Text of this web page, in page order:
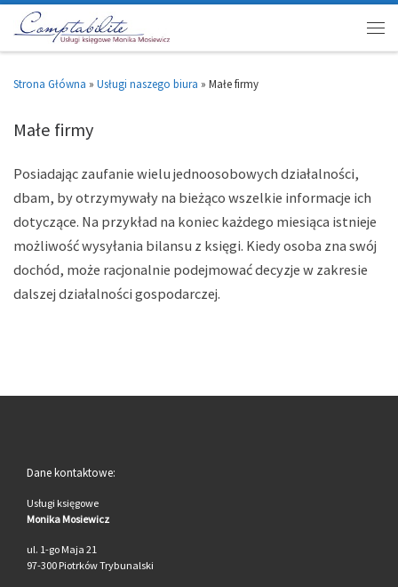
Strona Główna » Usługi naszego biura » Małe firmy
Małe firmy
Posiadając zaufanie wielu jednoosobowych działalności,
dbam, by otrzymywały na bieżąco wszelkie informacje ich
dotyczące. Na przykład na koniec każdego miesiąca istnieje
możliwość wysyłania bilansu z księgi. Kiedy osoba zna swój
dochód, może racjonalnie podejmować decyzje w zakresie
dalszej działalności gospodarczej.
Dane kontaktowe:
Usługi księgowe
Monika Mosiewicz
ul. 1-go Maja 21
97-300 Piotrków Trybunalski